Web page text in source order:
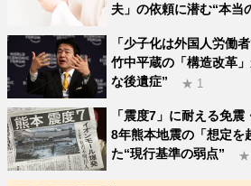
夫」の依頼に潜む“本当
「少子化は外国人労働
竹中平蔵の「構造改革
な後遺症”
★ 1
「震度7」に耐える免
8年熊本地震の「想定を
た“現行基準の弱点”
★